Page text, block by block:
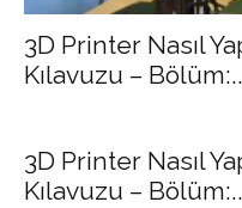
3D Printer Nasıl
Kılavuzu –
3D Printer Nasıl
Kılavuzu –